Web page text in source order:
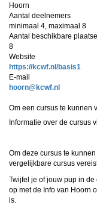
Hoorn
Aantal deelnemers
minimaal 4, maximaal 8
Aantal beschikbare
8
Website
https://kcwf.nl/basis1
E-mail
nrooh@kcwf.nl
Om een cursus te kunnen
Informatie over de cursus
Om deze cursus te
vergelijkbare cursus
Twijfel je of jouw pup in
op met de Info van Hoorn
is.